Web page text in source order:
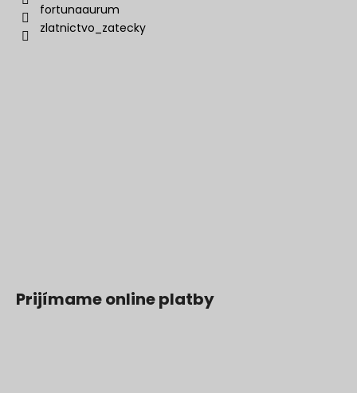
fortunaaurum
zlatnictvo_zatecky
Prijímame online platby